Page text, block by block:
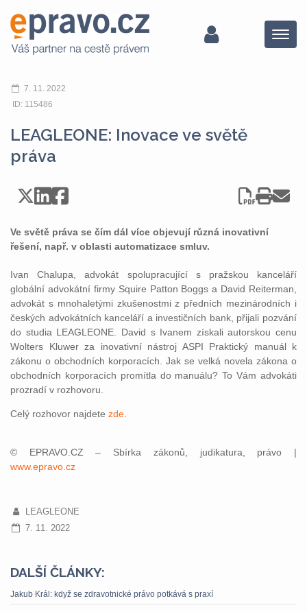
Menu
7. 11. 2022
ID: 115486
LEAGLEONE: Inovace ve světě
práva
Ve světě práva se čím dál více objevují různá inovativní
řešení, např. v oblasti automatizace smluv.
Ivan Chalupa, advokát spolupracující s pražskou kanceláří
globální advokátní firmy Squire Patton Boggs a David Reiterman,
advokát s mnohaletými zkušenostmi z předních mezinárodních i
českých advokátních kanceláří a investičních bank, přijali pozvání
do studia LEAGLEONE. David s Ivanem získali autorskou cenu
Wolters Kluwer za inovativní nástroj ASPI Praktický manuál k
zákonu o obchodních korporacích. Jak se velká novela zákona o
obchodních korporacích promítla do manuálu? To Vám advokáti
prozradí v rozhovoru.
Celý rozhovor najdete zde
© EPRAVO.CZ – Sbírka zákonů, judikatura, právo |
www.epravo.cz
LEAGLEONE
7. 11. 2022
DALŠÍ ČLÁNKY:
Jakub Král: když se zdravotnické právo potkává s praxí